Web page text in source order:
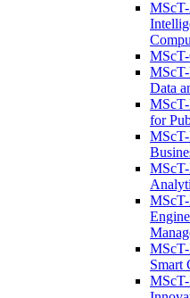
Data
for
Smart